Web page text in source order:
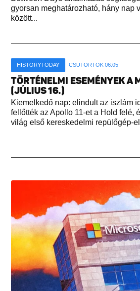
gyorsan meghatározható, hány nap
között...
HISTORYTODAY CSÜTÖRTÖK 06:05
TÖRTÉNELMI ESEMÉNYEK A
(JÚLIUS 16.)
Kiemelkedő nap: elindult az iszlám
fellőtték az Apollo 11-et a Hold felé,
világ első kereskedelmi repülőgép-